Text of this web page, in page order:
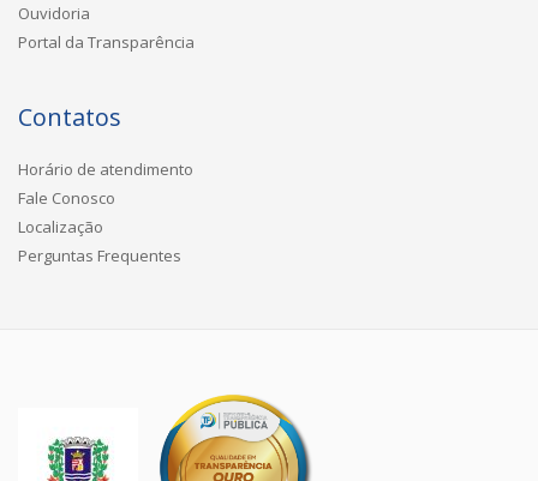
Ouvidoria
Portal da Transparência
Contatos
Horário de atendimento
Fale Conosco
Localização
Perguntas Frequentes